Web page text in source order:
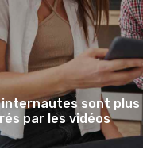
internautes sont plus
par les vidéos